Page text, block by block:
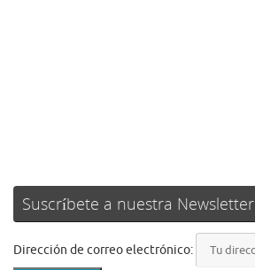
Suscríbete a nuestra Newsletter
Dirección de correo electrónico: